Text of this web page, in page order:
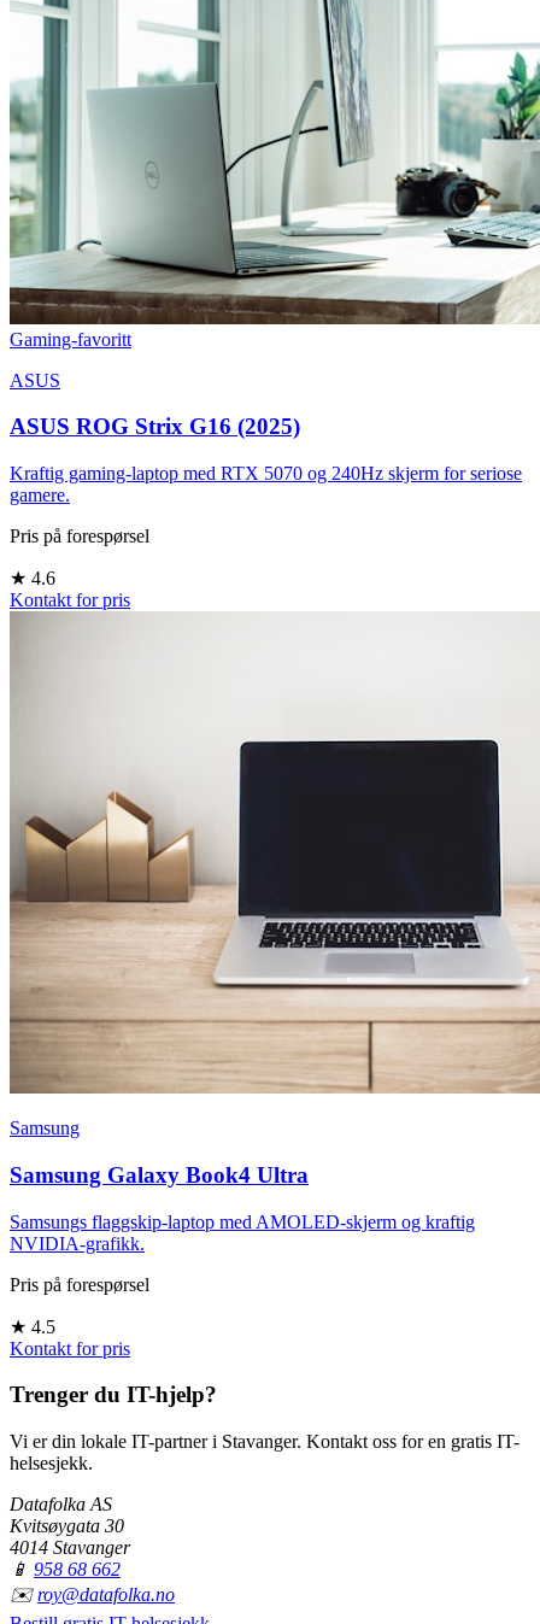
Gaming-favoritt
ASUS
ASUS ROG Strix G16 (2025)
Kraftig gaming-laptop med RTX 5070 og 240Hz skjerm for seriose
gamere.
Pris på forespørsel
★ 4.6
Kontakt for pris
Samsung
Samsung Galaxy Book4 Ultra
Samsungs flaggskip-laptop med AMOLED-skjerm og kraftig
NVIDIA-grafikk.
Pris på forespørsel
★ 4.5
Kontakt for pris
Trenger du IT-hjelp?
Vi er din lokale IT-partner i Stavanger. Kontakt oss for en gratis IT-
helsesjekk.
Datafolka AS
Kvitsøygata 30
4014 Stavanger
📱 958 68 662
✉️ roy@datafolka.no